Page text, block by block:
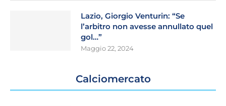
Lazio, Giorgio Venturin: “Se
l’arbitro non avesse annullato quel
gol…”
Maggio 22, 2024
Calciomercato